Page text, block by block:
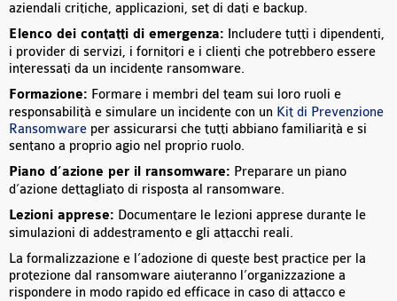
aziendali critiche, applicazioni, set di dati e backup.
Elenco dei contatti di emergenza: Includere tutti i dipendenti,
i provider di servizi, i fornitori e i clienti che potrebbero essere
interessati da un incidente ransomware.
Formazione: Formare i membri del team sui loro ruoli e
responsabilità e simulare un incidente con un Kit di Prevenzione
Ransomware per assicurarsi che tutti abbiano familiarità e si
sentano a proprio agio nel proprio ruolo.
Piano d’azione per il ransomware: Preparare un piano
d’azione dettagliato di risposta al ransomware.
Lezioni apprese: Documentare le lezioni apprese durante le
simulazioni di addestramento e gli attacchi reali.
La formalizzazione e l’adozione di queste best practice per la
protezione dal ransomware aiuteranno l’organizzazione a
rispondere in modo rapido ed efficace in caso di attacco e